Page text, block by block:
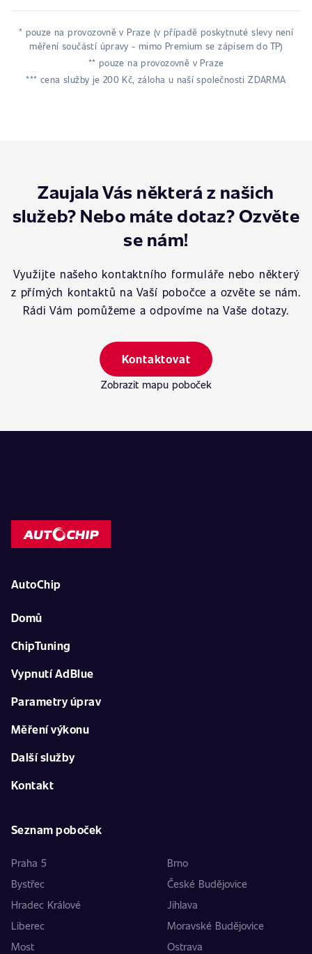
* pouze na provozovně v Praze (v případě poskytnuté slevy není
měření součástí úpravy - mimo Premium se zápisem do TP)
** pouze na provozovně v Praze
*** cena služby je 200 Kč, záloha u naší společnosti ZDARMA
Zaujala Vás některá z našich
služeb? Nebo máte dotaz? Ozvěte
se nám!
Využijte našeho kontaktního formuláře nebo některý
z přímých kontaktů na Vaší pobočce a ozvěte se nám.
Rádi Vám pomůžeme a odpovíme na Vaše dotazy.
Kontaktovat
Zobrazit mapu poboček
AutoChip
Domů
ChipTuning
Vypnutí AdBlue
Parametry úprav
Měření výkonu
Další služby
Kontakt
Seznam poboček
Praha 5
Brno
Bystřec
České Budějovice
Hradec Králové
Jihlava
Liberec
Moravské Budějovice
Most
Ostrava